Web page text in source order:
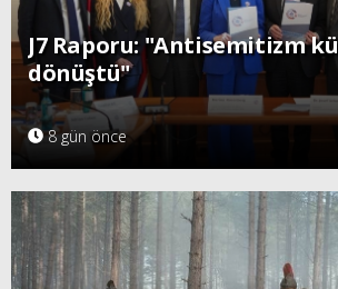
J7 Raporu: "Antisemitizm
dönüştü"
8 gün önce